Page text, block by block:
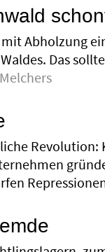
Abholzung
Das